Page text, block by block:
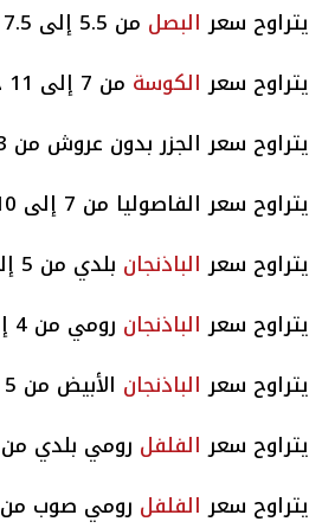
يتراوح سعر البصل من 5.5 إلى 7.5
يتراوح سعر الكوسة من 7 إلى 11 جنيها.
يتراوح سعر الجزر بدون عروش من 3 إلى 5 جنيهات.
يتراوح سعر الفاصوليا من 7 إلى 10 جنيهات.
يتراوح سعر الباذنجان بلدي من 5 إلى 8 جنيهات.
يتراوح سعر الباذنجان رومي من 4 إلى 8 جنيهات.
يتراوح سعر الباذنجان الأبيض من 5 إلى 10 جنيهات.
يتراوح سعر الفلفل رومي بلدي من 7 إلى 10
يتراوح سعر الفلفل رومي صوب من 7 إلى 10